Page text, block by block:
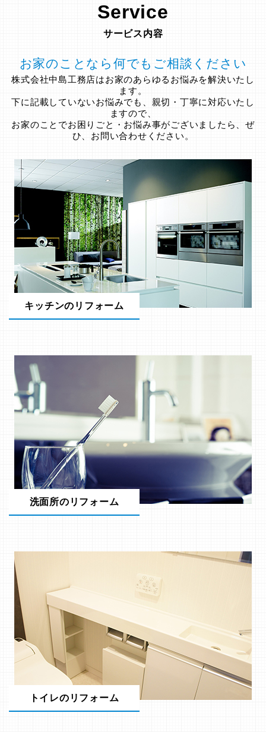
Service
サービス内容
お家のことなら何でもご相談ください
株式会社中島工務店はお家のあらゆるお悩みを解決いたし
ます。
下に記載していないお悩みでも、親切・丁寧に対応いたし
ますので、
お家のことでお困りごと・お悩み事がございましたら、ぜ
ひ、お問い合わせください。
キッチンのリフォーム
洗面所のリフォーム
トイレのリフォーム